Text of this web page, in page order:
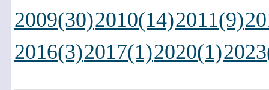
2009(30)2010(14)2011(9)
2016(3)2017(1)2020(1)